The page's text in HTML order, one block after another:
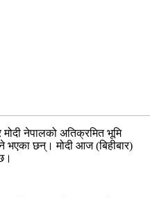
मोदी नेपालको अतिक्रमित भूमि
भएका छन्। मोदी आज (बिहीबार)